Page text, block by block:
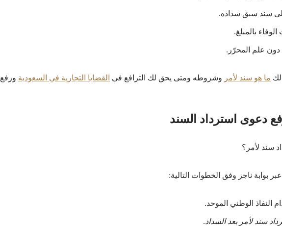
سند سبق سداده.
بالمبلغ.
دون علم المحرّر.
ما هو سند لأمر وشروطه ومتى يحق لك الترافع في القضايا التجارية في السعودية ورفع
دعوى استرداد السند
سند لأمر؟
بوابة ناجز وفق الخطوات التالية:
النفاذ الوطني الموحد.
سند لأمر بعد السداد.